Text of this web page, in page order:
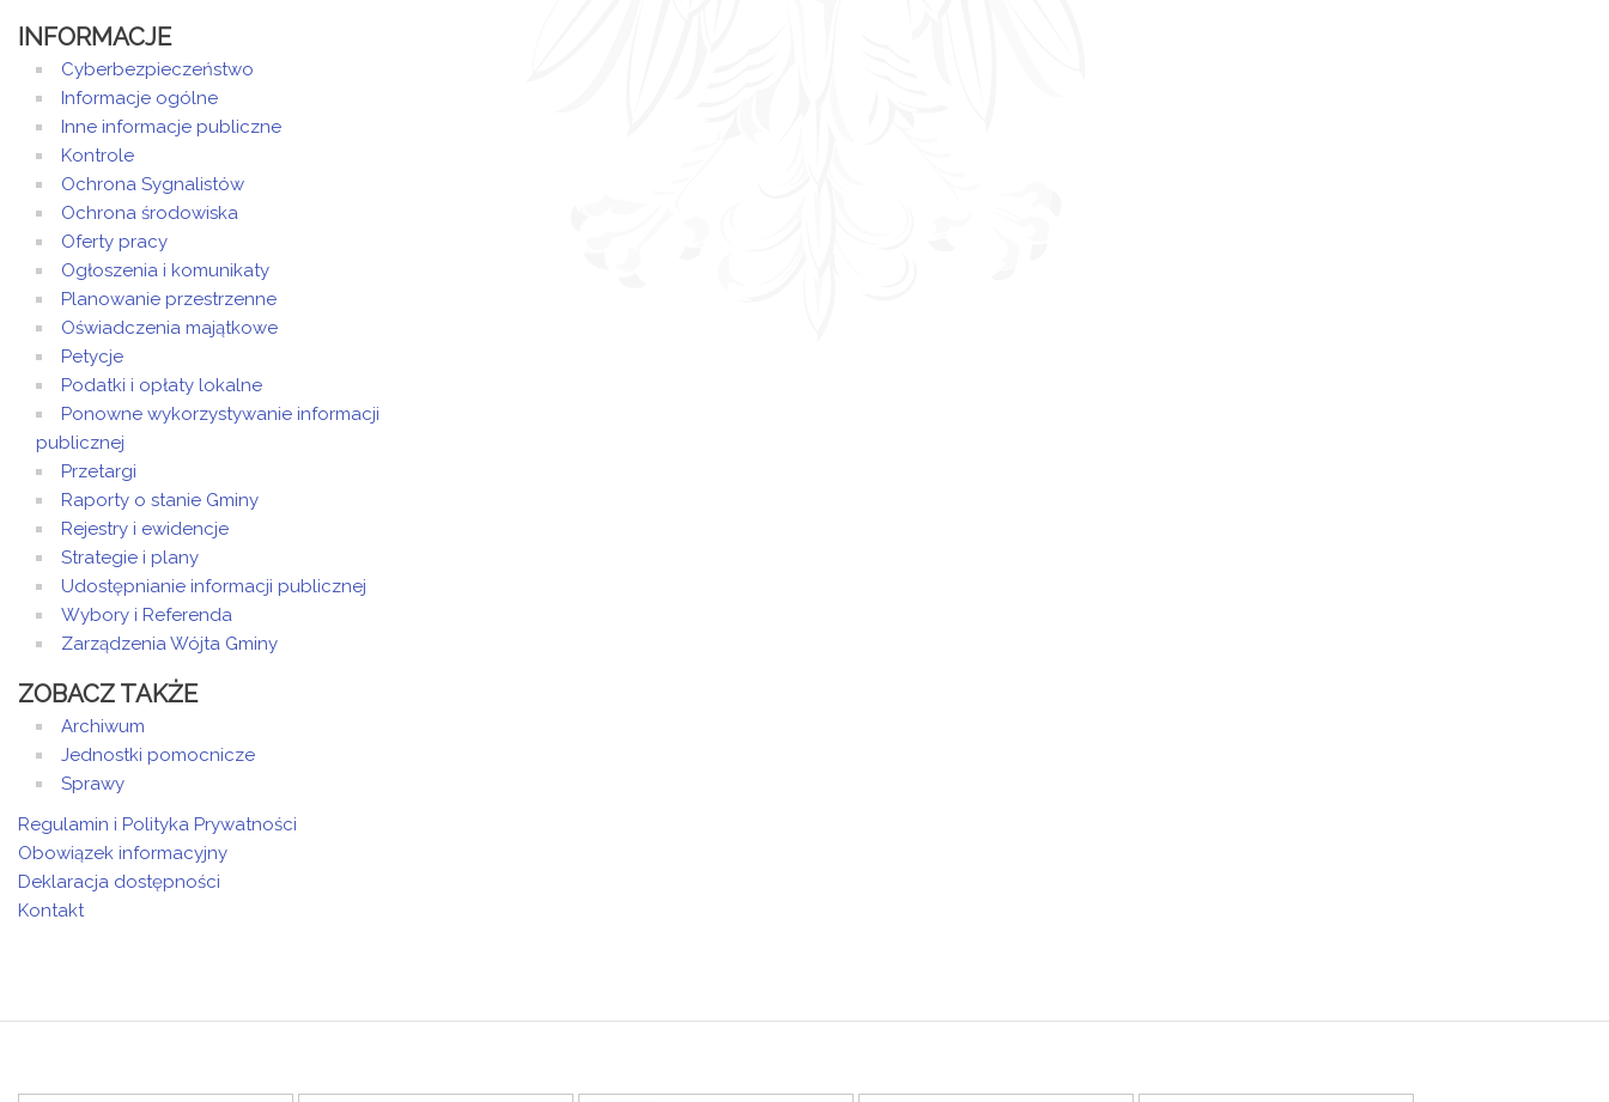
INFORMACJE
Cyberbezpieczeństwo
Informacje ogólne
Inne informacje publiczne
Kontrole
Ochrona Sygnalistów
Ochrona środowiska
Oferty pracy
Ogłoszenia i komunikaty
Planowanie przestrzenne
Oświadczenia majątkowe
Petycje
Podatki i opłaty lokalne
Ponowne wykorzystywanie informacji
publicznej
Przetargi
Raporty o stanie Gminy
Rejestry i ewidencje
Strategie i plany
Udostępnianie informacji publicznej
Wybory i Referenda
Zarządzenia Wójta Gminy
ZOBACZ TAKŻE
Archiwum
Jednostki pomocnicze
Sprawy
Regulamin i Polityka Prywatności
Obowiązek informacyjny
Deklaracja dostępności
Kontakt